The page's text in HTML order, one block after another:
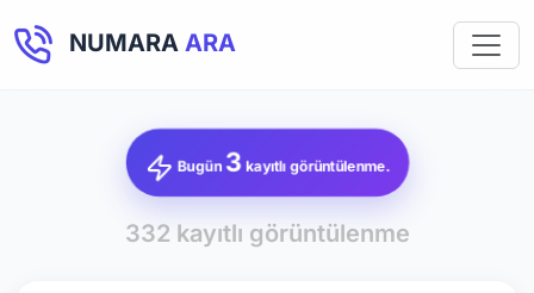
NUMARA ARA
Bugün 3kayıtlı görüntülenme.
332 kayıtlı görüntülenme